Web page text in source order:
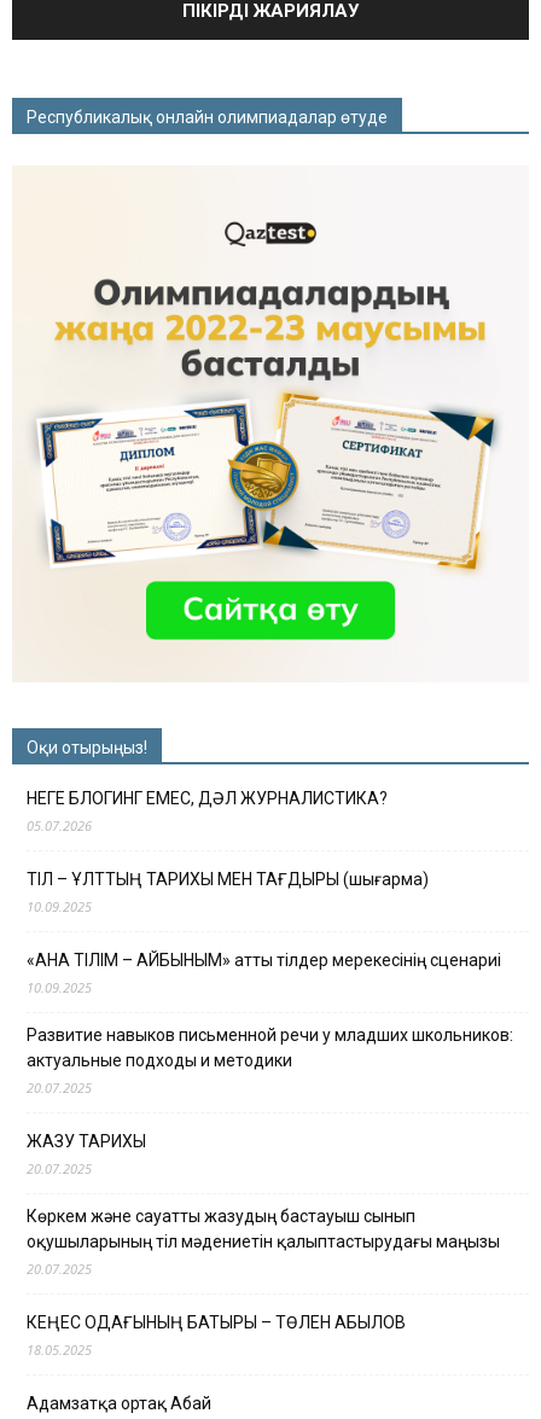
Республикалық онлайн олимпиадалар өтуде
Оқи отырыңыз!
НЕГЕ БЛОГИНГ ЕМЕС, ДӘЛ ЖУРНАЛИСТИКА?
05.07.2026
ТІЛ – ҰЛТТЫҢ ТАРИХЫ МЕН ТАҒДЫРЫ (шығарма)
10.09.2025
«АНА ТІЛІМ – АЙБЫНЫМ» атты тілдер мерекесінің сценариі
10.09.2025
Развитие навыков письменной речи у младших школьников:
актуальные подходы и методики
20.07.2025
ЖАЗУ ТАРИХЫ
20.07.2025
Көркем және сауатты жазудың бастауыш сынып
оқушыларының тіл мәдениетін қалыптастырудағы маңызы
20.07.2025
КЕҢЕС ОДАҒЫНЫҢ БАТЫРЫ – ТӨЛЕН ҚАБЫЛОВ
18.05.2025
Адамзатқа ортақ Абай